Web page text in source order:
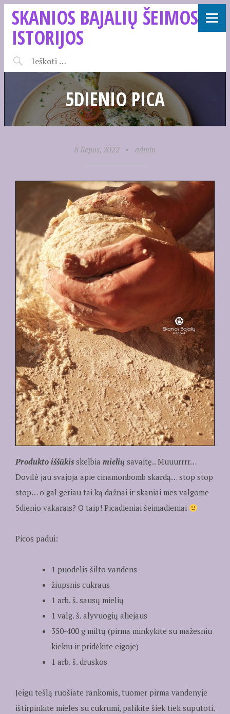
SKANIOS BAJALIŲ ŠEIMOS
ISTORIJOS
5DIENIO PICA
8 liepos, 2022 • admin
Produkto iššūkisskelbia mielių savaitę.. Muuurrrr…
Dovilė jau svajoja apie cinamonbomb skardą… stop stop
stop… o gal geriau tai ką dažnai ir skaniai mes valgome
5dienio vakarais? O taip! Picadieniai šeimadieniai
Picos padui:
1 puodelis šilto vandens
žiupsnis cukraus
1 arb. š. sausų mielių
1 valg. š. alyvuogių aliejaus
350-400 g miltų (pirma minkykite su mažesniu
kiekiu ir pridėkite eigoje)
1 arb. š. druskos
Jeigu tešlą ruošiate rankomis, tuomer pirma vandenyje
ištirpinkite mieles su cukrumi, palikite šiek tiek suputoti.